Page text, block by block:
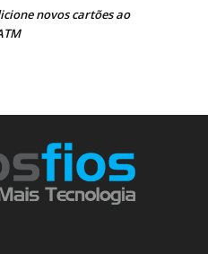
novos cartões ao